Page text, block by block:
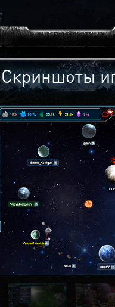
Скриншоты